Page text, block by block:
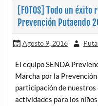
[FOTOS] Todo un
Prevención Putaendo
Agosto 9, 2016
El equipo SENDA
Marcha por la
participación de
actividades para los